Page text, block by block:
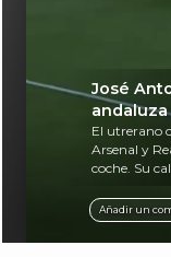
Añadir un
José
andaluza
El utrerano
Arsenal y
coche. Su